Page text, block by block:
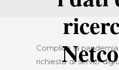
Complice la
richiesta di servizi